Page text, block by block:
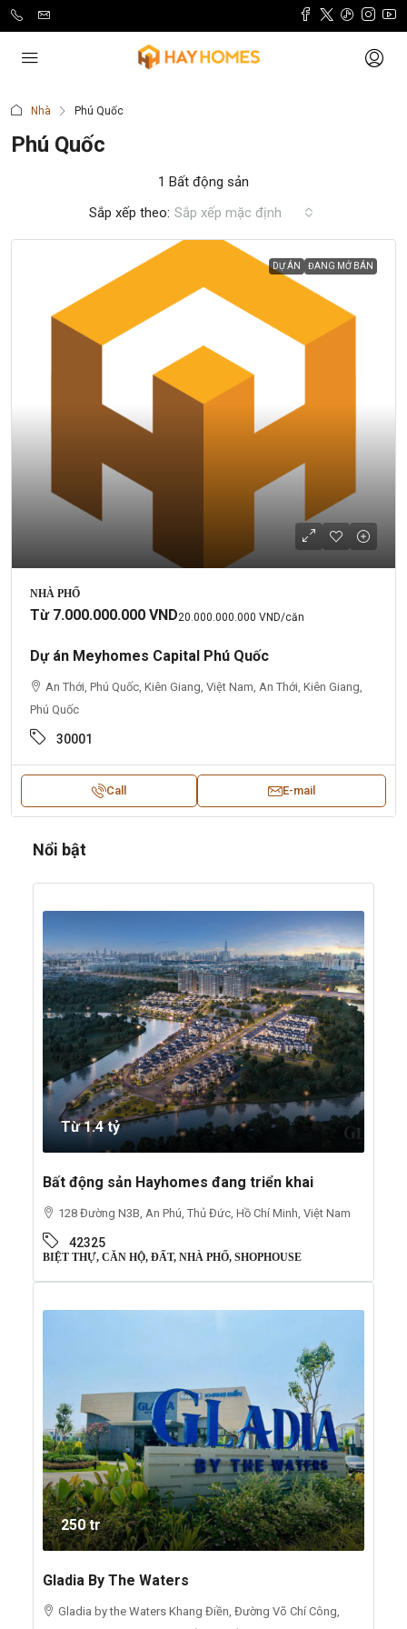
Nhà Phú Quốc
Phú Quốc
1 Bất động sản
Sắp xếp theo: Sắp xếp mặc định
DỰ ÁN ĐANG MỞ BÁN
NHÀ PHỐ
Từ 7.000.000.000 VND20.000.000.000 VND/căn
Dự án Meyhomes Capital Phú Quốc
An Thới, Phú Quốc, Kiên Giang, Việt Nam, An Thới, Kiên Giang,
Phú Quốc
30001
Call E-mail
Nổi bật
Từ 1.4 tỷ
Bất động sản Hayhomes đang triển khai
128 Đường N3B, An Phú, Thủ Đức, Hồ Chí Minh, Việt Nam
42325
BIỆT THỰ, CĂN HỘ, ĐẤT, NHÀ PHỐ, SHOPHOUSE
250 tr
Gladia By The Waters
Gladia by the Waters Khang Điền, Đường Võ Chí Công,